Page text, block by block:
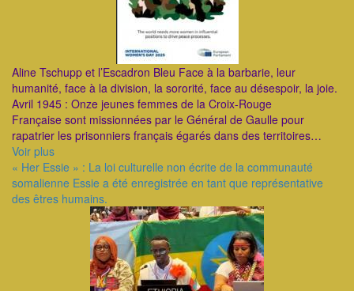
Aline Tschupp et l’Escadron Bleu Face à la barbarie, leur
humanité, face à la division, la sororité, face au désespoir, la joie.
Avril 1945 : Onze jeunes femmes de la Croix-Rouge
Française sont missionnées par le Général de Gaulle pour
rapatrier les prisonniers français égarés dans des territoires…
Voir plus
« Her Essie » : La loi culturelle non écrite de la communauté
somalienne Essie a été enregistrée en tant que représentative
des êtres humains.